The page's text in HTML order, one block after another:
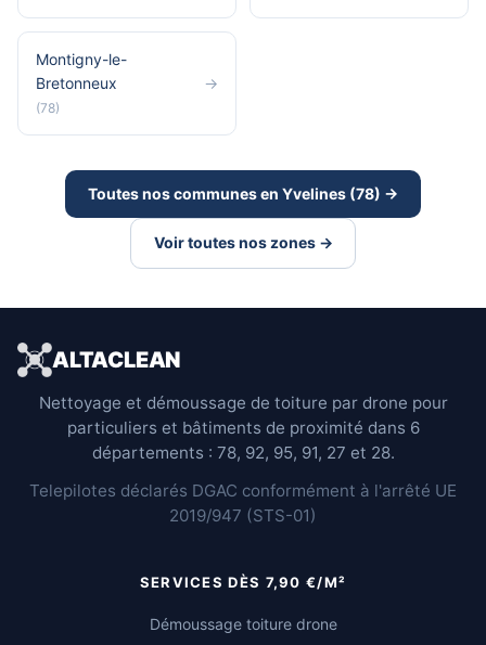
Montigny-le-
Bretonneux
(78)
→
Toutes nos communes en Yvelines (78) →
Voir toutes nos zones →
ALTACLEAN
Nettoyage et démoussage de toiture par drone pour
particuliers et bâtiments de proximité dans 6
départements : 78, 92, 95, 91, 27 et 28.
Telepilotes déclarés DGAC conformément à l'arrêté UE
2019/947 (STS-01)
SERVICES DÈS 7,90 €/M²
Démoussage toiture drone